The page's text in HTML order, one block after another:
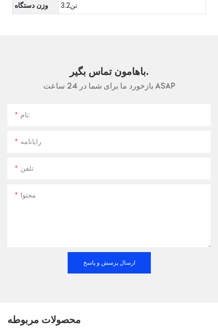
وزن دستگاه
تن3.2
باهامون تماس بگير.
بازخورد ما برای شما در 24 ساعت ASAP
نام:
رایانامه
تلفن
محتوا
ارسال پرسش و پاسخ
محصولات مربوطه